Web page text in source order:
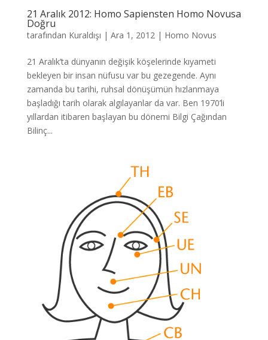
21 Aralık 2012: Homo Sapiensten Homo Novusa
Doğru
tarafından Kuraldışı | Ara 1, 2012| Homo Novus
21 Aralık’ta dünyanın değişik köşelerinde kıyameti
bekleyen bir insan nüfusu var bu gezegende. Aynı
zamanda bu tarihi, ruhsal dönüşümün hızlanmaya
başladığı tarih olarak algılayanlar da var. Ben 1970’li
yıllardan itibaren başlayan bu dönemi Bilgi Çağından
Bilinç...